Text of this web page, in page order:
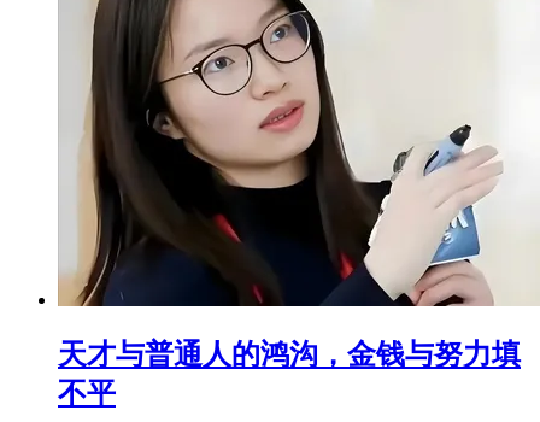
天才与普通人的鸿沟，金钱与努力填
不平